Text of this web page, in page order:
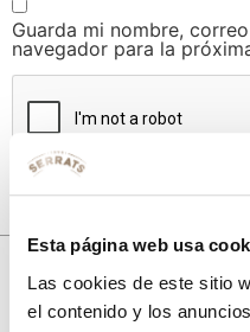
Esta página web usa
Las cookies de este sitio
el contenido y los
Guarda mi nombre,
navegador para la